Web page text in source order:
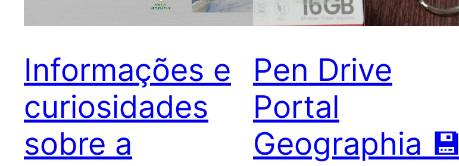
Informações e
curiosidades
sobre a
Pen Drive
Portal
Geographia 💾